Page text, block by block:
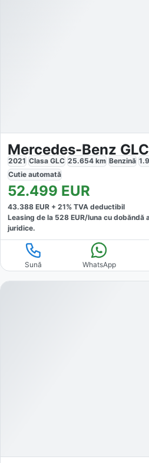
Mercedes-Benz
2021 Clasa GLC 25.654 km Benzină
Cutie automată
52.499 EUR
43.388 EUR + 21% TVA deductibil
Leasing de la 528 EUR/luna cu dobăndă
juridice.
Sună WhatsApp